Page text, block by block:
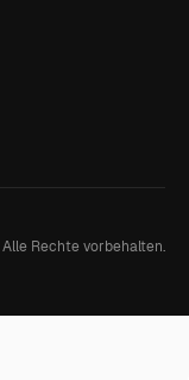
Alle Rechte vorbehalten.